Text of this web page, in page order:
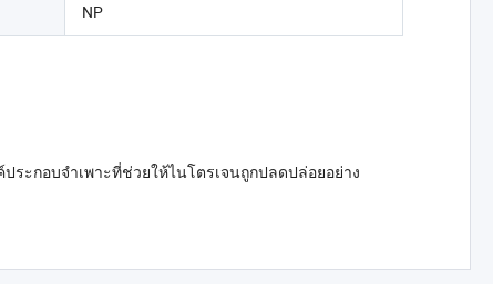
NP
ระกอบจำเพาะที่ช่วยให้ไนโตรเจนถูกปลดปล่อยอย่าง